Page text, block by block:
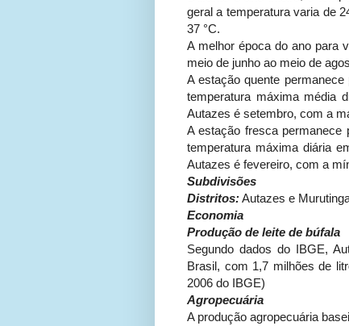
geral a temperatura varia de
37 °C.
A melhor época do ano para
meio de junho ao meio de
A estação quente
temperatura máxima média
Autazes é setembro, com a
A estação fresca
temperatura máxima diária
Autazes é fevereiro, com a
Subdivisões
Distritos:Autazes e
Economia
Produção de leite de búfala
Segundo dados do IBGE,
Brasil, com 1,7 milhões de
2006 do IBGE)
Agropecuária
A produção agropecuária